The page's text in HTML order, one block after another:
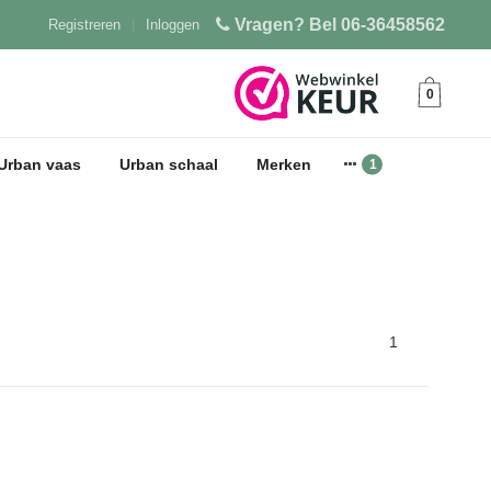
Vragen? Bel 06-36458562
Inloggen
Registreren
0
vaas Urban schaal Merken
1